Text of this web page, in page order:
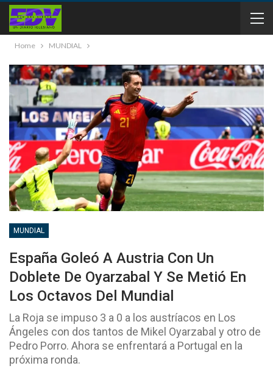
Home MUNDIAL
MUNDIAL
España Goleó A Austria Con Un
Doblete De Oyarzabal Y Se Metió En
Los Octavos Del Mundial
La Roja se impuso 3 a 0 a los austríacos en Los
Ángeles con dos tantos de Mikel Oyarzabal y otro de
Pedro Porro. Ahora se enfrentará a Portugal en la
próxima ronda.